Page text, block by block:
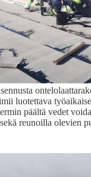
luotettava
päältä vedet
reunoilla olevien